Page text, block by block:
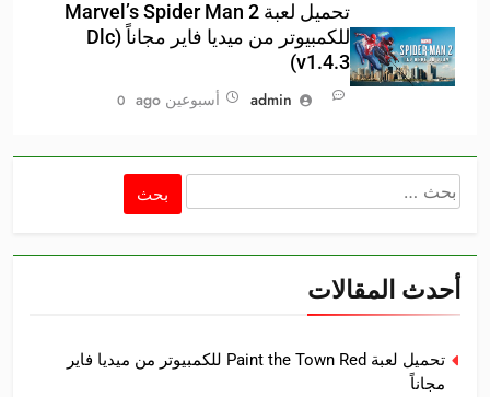
تحميل لعبة Marvel’s Spider Man 2
للكمبيوتر من ميديا فاير مجاناً (Dlc
v1.4.3)
admin
أسبوعين ago 0
البحث
أحدث المقالات
تحميل لعبة Paint the Town Red للكمبيوتر من ميديا فاير
مجاناً